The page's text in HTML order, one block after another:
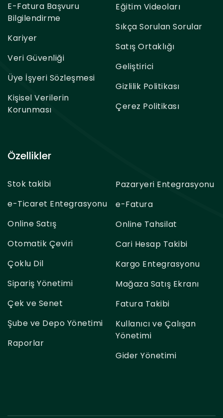
E-Fatura Başvuru
Bilgilendirme
Kariyer
Veri Güvenliği
Üye İşyeri Sözleşmesi
Kişisel Verilerin
Korunması
Eğitim Videoları
Sıkça Sorulan Sorular
Satış Ortaklığı
Geliştirici
Gizlilik Politikası
Çerez Politikası
Özellikler
Stok takibi
e-Ticaret Entegrasyonu
Online Satış
Otomatik Çeviri
Çoklu Dil
Sipariş Yönetimi
Çek ve Senet
Şube ve Depo Yönetimi
Raporlar
Pazaryeri Entegrasyonu
e-Fatura
Online Tahsilat
Cari Hesap Takibi
Kargo Entegrasyonu
Mağaza Satış Ekranı
Fatura Takibi
Kullanıcı ve Çalışan
Yönetimi
Gider Yönetimi